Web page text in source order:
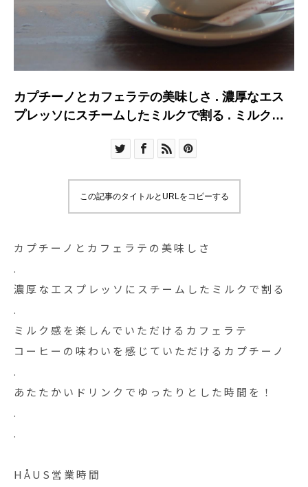
カプチーノとカフェラテの美味しさ️ . 濃厚なエス
プレッソにスチームしたミルクで割る . ミルク感
この記事のタイトルとURLをコピーする
カプチーノとカフェラテの美味しさ️
.
濃厚なエスプレッソにスチームしたミルクで割る
.
ミルク感を楽しんでいただけるカフェラテ
コーヒーの味わいを感じていただけるカプチーノ
.
あたたかいドリンクでゆったりとした時間を！
.
.
HÅUS営業時間